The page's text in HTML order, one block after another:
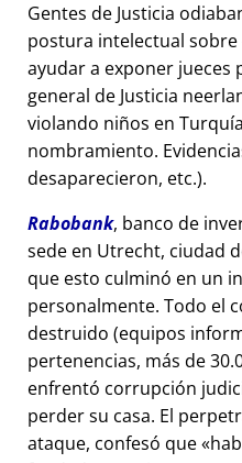
Gentes de Justicia
postura intelectual sobre
ayudar a exponer jueces
general de Justicia
violando niños en Turquía
nombramiento.
desaparecieron, etc.).
Rabobank, banco de
sede en Utrecht, ciudad
que esto culminó en un
personalmente. Todo el
destruido (equipos
pertenencias, más de
enfrentó corrupción
perder su casa. El
ataque, confesó que